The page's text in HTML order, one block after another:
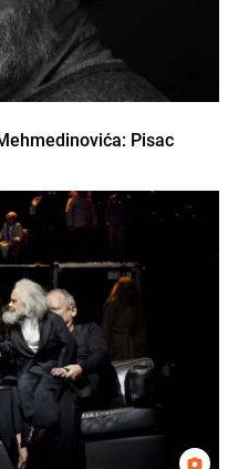
Pisac